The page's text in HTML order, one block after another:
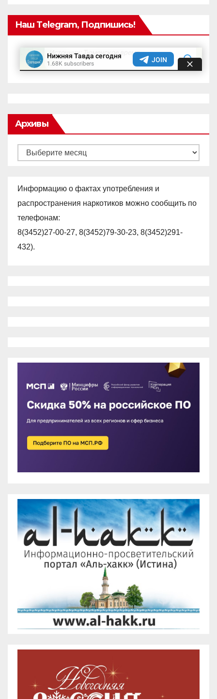
Наш Telegram, Подпишись!
Архивы
Архивы
Информацию о фактах употребления и
распространения наркотиков можно сообщить по
телефонам:
8(3452)27-00-27, 8(3452)79-30-23, 8(3452)291-
432).